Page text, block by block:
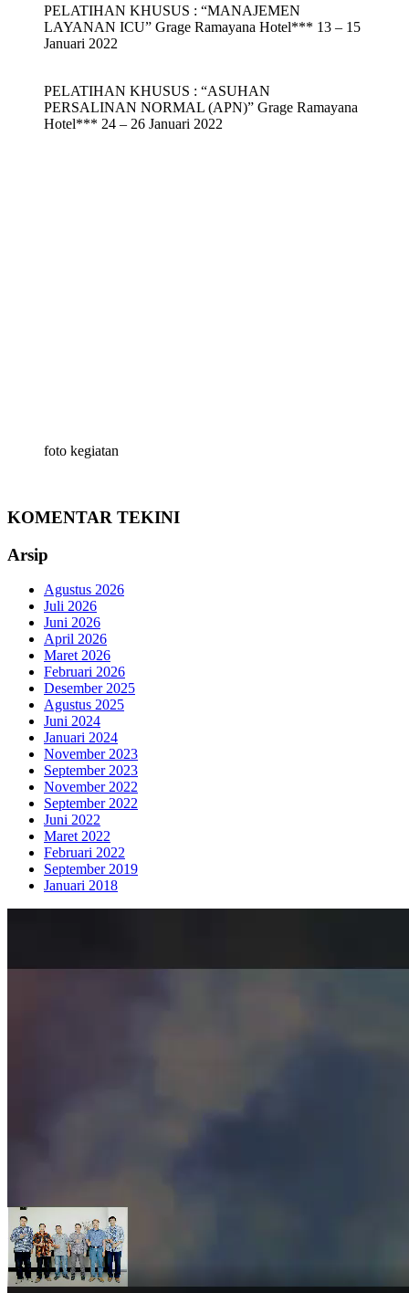
PELATIHAN KHUSUS : “MANAJEMEN
LAYANAN ICU” Grage Ramayana Hotel*** 13 – 15
Januari 2022
PELATIHAN KHUSUS : “ASUHAN
PERSALINAN NORMAL (APN)” Grage Ramayana
Hotel*** 24 – 26 Januari 2022
foto kegiatan
KOMENTAR TEKINI
Arsip
Agustus 2026
Juli 2026
Juni 2026
April 2026
Maret 2026
Februari 2026
Desember 2025
Agustus 2025
Juni 2024
Januari 2024
November 2023
September 2023
November 2022
September 2022
Juni 2022
Maret 2022
Februari 2022
September 2019
Januari 2018